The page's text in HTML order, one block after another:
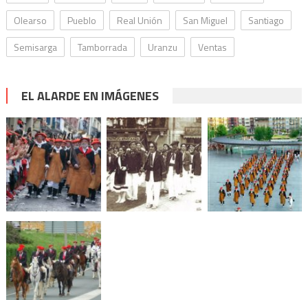
Olearso
Pueblo Real Unión San Miguel
Santiago
Semisarga
Tamborrada Uranzu Ventas
EL ALARDE EN IMÁGENES